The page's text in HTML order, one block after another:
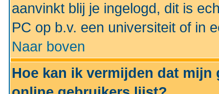
aanvinkt blij je ingelogd, dit is
PC op b.v. een universiteit of in
Naar boven
Hoe kan ik vermijden dat